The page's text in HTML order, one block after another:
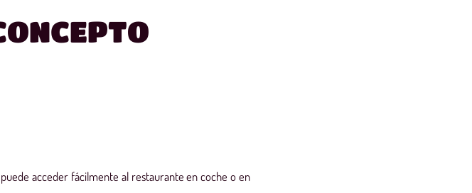
acceder fácilmente al restaurante en coche o en